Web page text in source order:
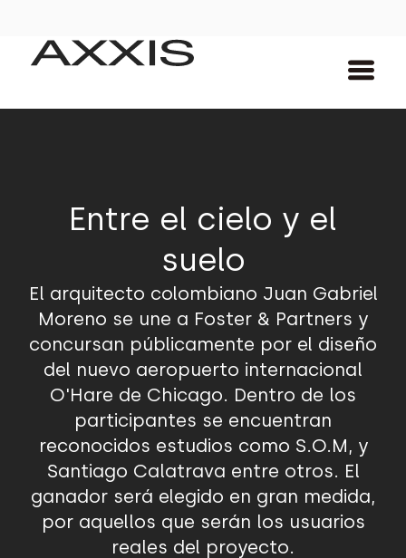
Entre el cielo y el
suelo
El arquitecto colombiano Juan Gabriel
Moreno se une a Foster & Partners y
concursan públicamente por el diseño
del nuevo aeropuerto internacional
O'Hare de Chicago. Dentro de los
participantes se encuentran
reconocidos estudios como S.O.M, y
Santiago Calatrava entre otros. El
ganador será elegido en gran medida,
por aquellos que serán los usuarios
reales del proyecto.